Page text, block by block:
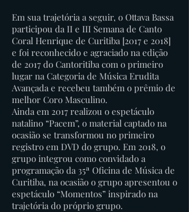
Em sua trajetória a seguir, o Ottava Bassa
participou da II e III Semana de Canto
Coral Henrique de Curitiba [2017 e 2018]
e foi reconhecido e agraciado na edição
de 2017 do Cantoritiba com o primeiro
lugar na Categoria de Música Erudita
Avançada e recebeu também o prêmio de
melhor Coro Masculino.
Ainda em 2017 realizou o espetáculo
natalino “Pacem”, o material captado na
ocasião se transformou no primeiro
registro em DVD do grupo. Em 2018, o
grupo integrou como convidado a
programação da 35ª Oficina de Música de
Curitiba, na ocasião o grupo apresentou o
espetáculo “Momentos” inspirado na
trajetória do próprio grupo.